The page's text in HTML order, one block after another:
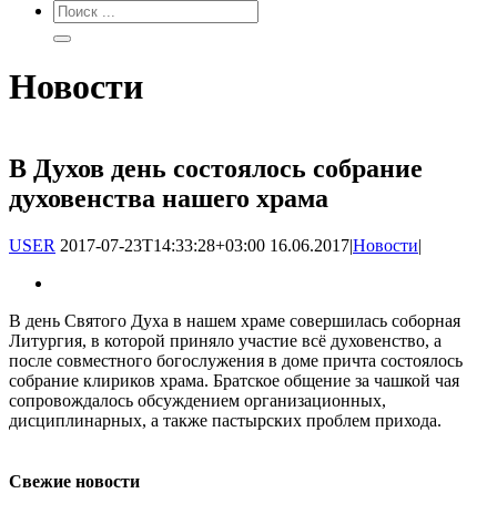
Новости
В Духов день состоялось собрание
духовенства нашего храма
USER 2017-07-23T14:33:28+03:00 16.06.2017|Новости|
В день Святого Духа в нашем храме совершилась соборная
Литургия, в которой приняло участие всё духовенство, а
после совместного богослужения в доме причта состоялось
собрание клириков храма. Братское общение за чашкой чая
сопровождалось обсуждением организационных,
дисциплинарных, а также пастырских проблем прихода.
Свежие новости